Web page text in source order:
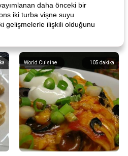
daha önceki bir
iki turba vişne suyu
gelişmelerle ilişkili olduğunu
105 dakika
World Cuisine